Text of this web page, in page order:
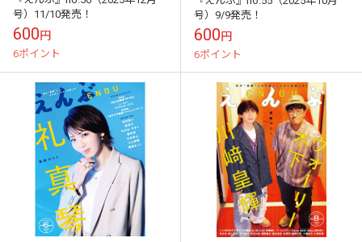
号）11/10発売！
600円
6ポイント
号）9/9発売！
600円
6ポイント